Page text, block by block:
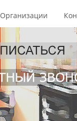
Организации